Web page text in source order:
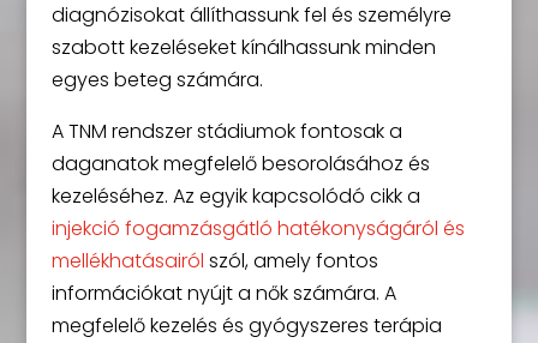
diagnózisokat állíthassunk fel és személyre
szabott kezeléseket kínálhassunk minden
egyes beteg számára.
A TNM rendszer stádiumok fontosak a
daganatok megfelelő besorolásához és
kezeléséhez. Az egyik kapcsolódó cikk a
injekció fogamzásgátló hatékonyságáról és
mellékhatásairól szól, amely fontos
információkat nyújt a nők számára. A
megfelelő kezelés és gyógyszeres terápia